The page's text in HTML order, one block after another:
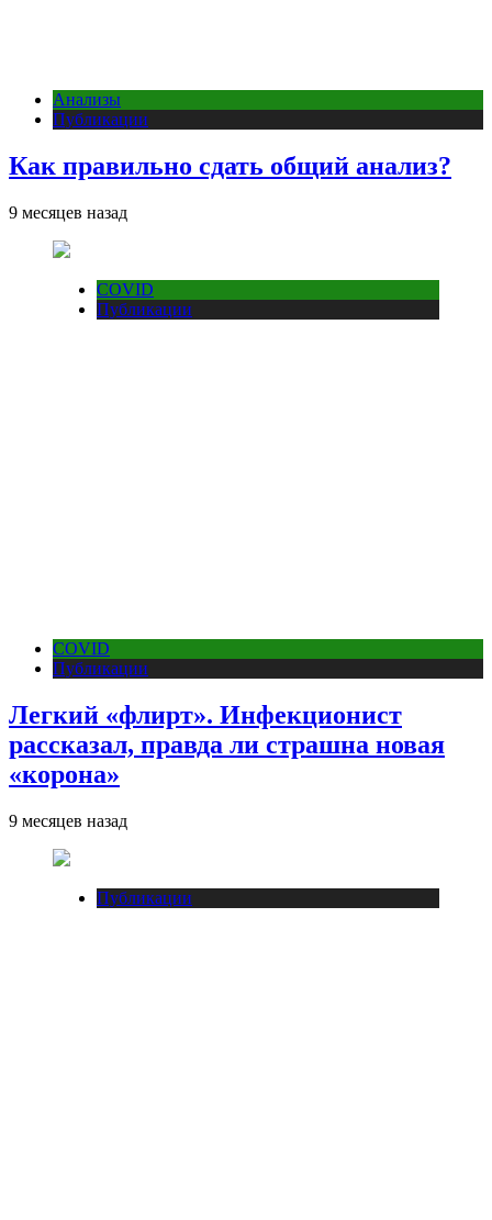
Анализы
Публикации
Как правильно сдать общий анализ?
9 месяцев назад
COVID
Публикации
COVID
Публикации
Легкий «флирт». Инфекционист
рассказал, правда ли страшна новая
«корона»
9 месяцев назад
Публикации